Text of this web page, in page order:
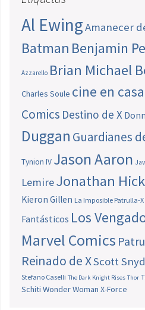
Al EwingAmanecer
Batman Benjamin
Azzarello Brian Michael
Charles Soule cine en casa
Comics Destino de X
Duggan Guardianes
Tynion IV Jason Aaron
LemireJonathan
Kieron Gillen La Imposible Patrulla-X
Fantásticos Los
Marvel Comics
Reinado de XScott
Stefano Caselli The Dark Knight Rises Thor
Schiti Wonder Woman X-Force